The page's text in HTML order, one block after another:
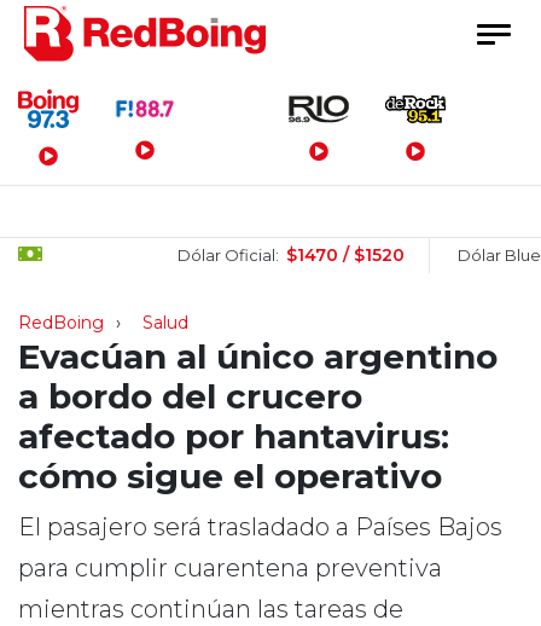
Menú Principal
Dólar Oficial: $1470 / $1520 Dólar Blue:
RedBoing Salud
Evacúan al único argentino
a bordo del crucero
afectado por hantavirus:
cómo sigue el operativo
El pasajero será trasladado a Países Bajos
para cumplir cuarentena preventiva
mientras continúan las tareas de